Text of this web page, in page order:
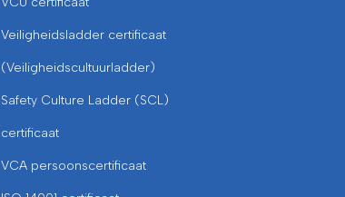
Veiligheidsladder certificaat
(Veiligheidscultuurladder)
Safety Culture Ladder (SCL)
certificaat
VCA persoonscertificaat